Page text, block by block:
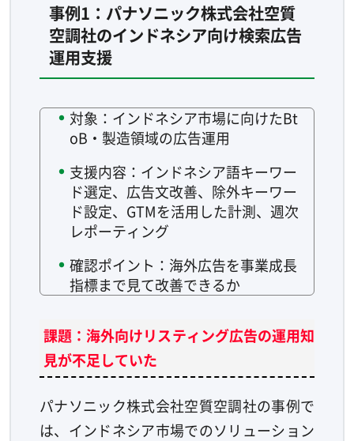
事例1：パナソニック株式会社空質
空調社のインドネシア向け検索広告
運用支援
対象：インドネシア市場に向けたBt
oB・製造領域の広告運用
支援内容：インドネシア語キーワー
ド選定、広告文改善、除外キーワー
ド設定、GTMを活用した計測、週次
レポーティング
確認ポイント：海外広告を事業成長
指標まで見て改善できるか
課題：海外向けリスティング広告の運用知
見が不足していた
パナソニック株式会社空質空調社の事例で
は、インドネシア市場でのソリューション